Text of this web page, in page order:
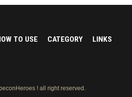
TO USE CATEGORY
LINKS
! all right reserved.